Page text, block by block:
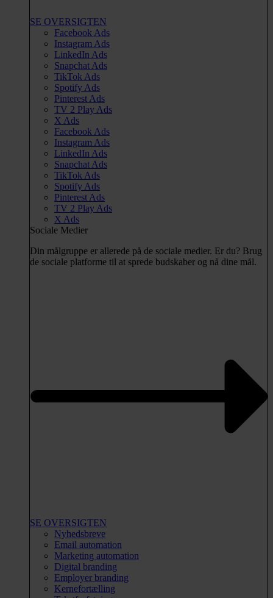
SE OVERSIGTEN
Facebook Ads
Instagram Ads
LinkedIn Ads
Snapchat Ads
TikTok Ads
Spotify Ads
Pinterest Ads
TV 2 Play Ads
X Ads
Facebook Ads
Instagram Ads
LinkedIn Ads
Snapchat Ads
TikTok Ads
Spotify Ads
Pinterest Ads
TV 2 Play Ads
X Ads
Sociale Medier
Din målgruppe er allerede på de sociale medier. Er du? Brug
de sociale platforme til at sprede budskaber og nå dine mål.
SE OVERSIGTEN
Nyhedsbreve
Email automation
Marketing automation
Digital branding
Employer branding
Kernefortælling